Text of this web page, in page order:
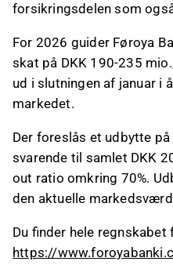
forsikringsdelen som
For 2026 guider Føroya
skat på DKK 190-235
ud i slutningen af januar i
markedet.
Der foreslås et udbytte på
svarende til samlet DKK
out ratio omkring 70%.
den aktuelle
Du finder hele regnskabet
https://